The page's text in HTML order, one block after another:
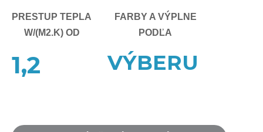
PRESTUP TEPLA
W/(M2.K) OD
1,2
FARBY A VÝPLNE
PODĽA
VÝBERU